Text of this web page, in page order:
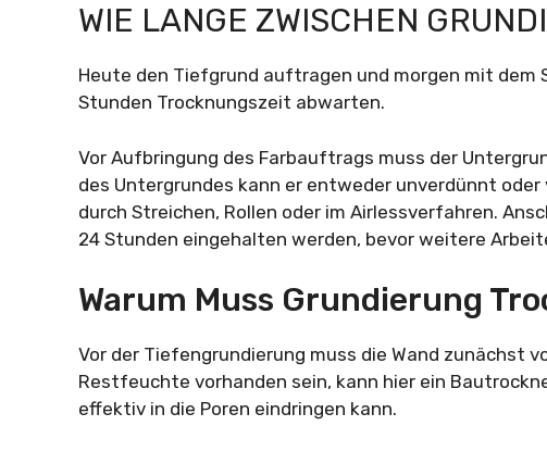
WIE LANGE ZWISCHEN
Heute den Tiefgrund auftragen und morgen mit dem
Stunden Trocknungszeit abwarten.
Vor Aufbringung des Farbauftrags muss der
des Untergrundes kann er entweder unverdünnt
durch Streichen, Rollen oder im Airlessverfahren.
24 Stunden eingehalten werden, bevor weitere
Warum Muss Grundierung
Vor der Tiefengrundierung muss die Wand zunächst
Restfeuchte vorhanden sein, kann hier ein
effektiv in die Poren eindringen kann.